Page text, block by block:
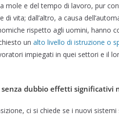
mole e del tempo di lavoro, pur
vita; dall’altro, a causa
rispetto agli uomini, hanno
un alto livello di istruzione o
impiegati in quei settori e il
senza dubbio effetti significativi
ci si chiede se i nuovi